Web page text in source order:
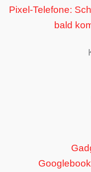
Pixel-Telefone:
bald